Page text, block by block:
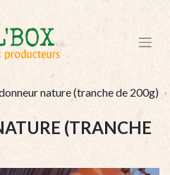
nature (tranche de 200g)
(TRANCHE